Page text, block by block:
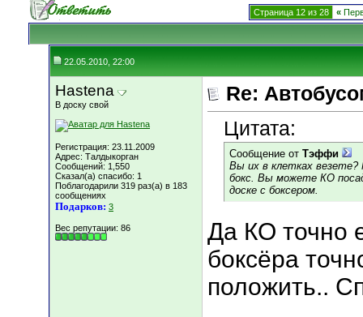
Страница 12 из 28 «
22.05.2010, 22:00
Hastena
В доску свой
Регистрация: 23.11.2009
Адрес: Талдыкорган
Сообщений: 1,550
Сказал(а) спасибо: 1
Поблагодарили 319 раз(а) в 183
сообщениях
Подарков: 3
Вес репутации: 86
Re:
Цитата:
Сообщение от Тэффи
Вы их в клетках
бокс. Вы можете КО
доске с боксером.
Да КО точно
боксёра
положить..